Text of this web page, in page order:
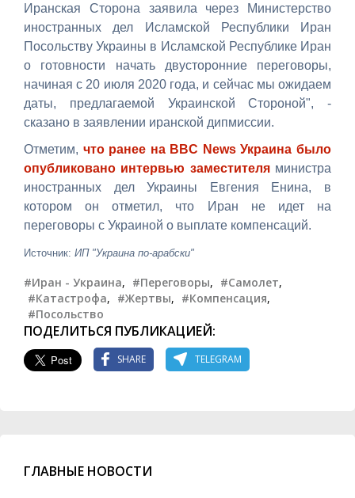
Иранская Сторона заявила через Министерство
иностранных дел Исламской Республики Иран
Посольству Украины в Исламской Республике Иран
о готовности начать двусторонние переговоры,
начиная с 20 июля 2020 года, и сейчас мы ожидаем
даты, предлагаемой Украинской Стороной", -
сказано в заявлении иранской дипмиссии.
Отметим, что ранее на BBC News Украина было
опубликовано интервью заместителя министра
иностранных дел Украины Евгения Енина, в
котором он отметил, что Иран не идет на
переговоры с Украиной о выплате компенсаций.
Источник: ИП "Украина по-арабски"
#Иран - Украина, #Переговоры, #Самолет,
#Катастрофа, #Жертвы, #Компенсация,
#Посольство
ПОДЕЛИТЬСЯ ПУБЛИКАЦИЕЙ:
SHARE TELEGRAM
ГЛАВНЫЕ НОВОСТИ